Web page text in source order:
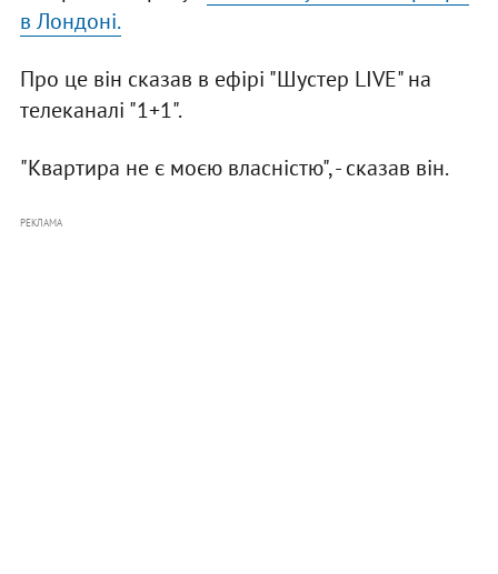
в Лондоні.
Про це він сказав в ефірі "Шустер LIVE" на
телеканалі "1+1".
"Квартира не є моєю власністю", - сказав він.
РЕКЛАМА